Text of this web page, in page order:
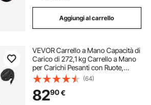
Aggiungi al carrello
VEVOR Carrello a Mano Capacità di
Carico di 272,1 kg Carrello a Mano
per Carichi Pesanti con Ruote,
Maniglia Telescopica e Cinghia di
Ancoraggio per Traslochi di Casa,
Ufficio, Magazzino
(64)
8290€